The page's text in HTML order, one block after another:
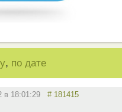
, по дате
в 18:01:29 # 181415